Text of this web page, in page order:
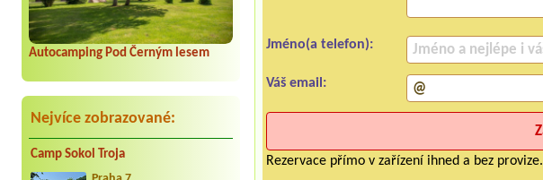
Autocamping Pod Černým lesem
Nejvíce zobrazované:
Camp Sokol Troja
Jméno(a telefon):
Váš email:
Rezervace přímo v zařízení ihned a bez provize.